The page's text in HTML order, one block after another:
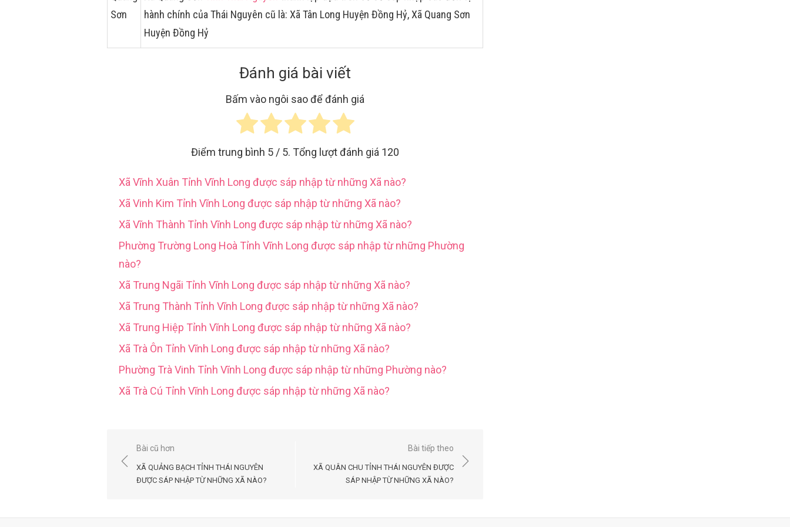
Sơn
hành chính của Thái Nguyên cũ là: Xã Tân Long Huyện Đồng Hỷ, Xã Quang Sơn
Huyện Đồng Hỷ
Đánh giá bài viết
Bấm vào ngôi sao để đánh giá
Điểm trung bình 5 / 5. Tổng lượt đánh giá 120
Xã Vĩnh Xuân Tỉnh Vĩnh Long được sáp nhập từ những Xã nào?
Xã Vinh Kim Tỉnh Vĩnh Long được sáp nhập từ những Xã nào?
Xã Vĩnh Thành Tỉnh Vĩnh Long được sáp nhập từ những Xã nào?
Phường Trường Long Hoà Tỉnh Vĩnh Long được sáp nhập từ những Phường
nào?
Xã Trung Ngãi Tỉnh Vĩnh Long được sáp nhập từ những Xã nào?
Xã Trung Thành Tỉnh Vĩnh Long được sáp nhập từ những Xã nào?
Xã Trung Hiệp Tỉnh Vĩnh Long được sáp nhập từ những Xã nào?
Xã Trà Ôn Tỉnh Vĩnh Long được sáp nhập từ những Xã nào?
Phường Trà Vinh Tỉnh Vĩnh Long được sáp nhập từ những Phường nào?
Xã Trà Cú Tỉnh Vĩnh Long được sáp nhập từ những Xã nào?
Điều
hướng
Bài cũ hơn
XÃ QUẢNG BẠCH TỈNH THÁI NGUYÊN
ĐƯỢC SÁP NHẬP TỪ NHỮNG XÃ NÀO?
Bài tiếp theo
XÃ QUÂN CHU TỈNH THÁI NGUYÊN ĐƯỢC
SÁP NHẬP TỪ NHỮNG XÃ NÀO?